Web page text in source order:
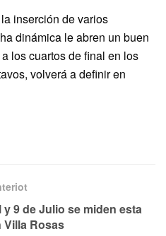
inserción de varios
dinámica le abren un buen
los cuartos de final en los
volverá a definir en
9 de Julio se miden esta
Villa Rosas